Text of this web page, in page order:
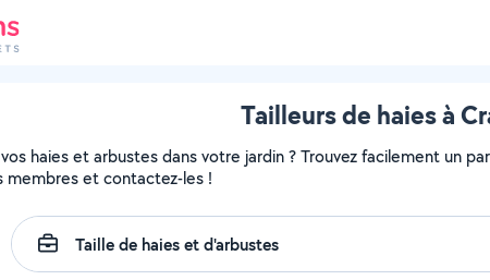
Tailleurs de haies à
haies et arbustes dans votre jardin ? Trouvez facilement un
membres et contactez-les !